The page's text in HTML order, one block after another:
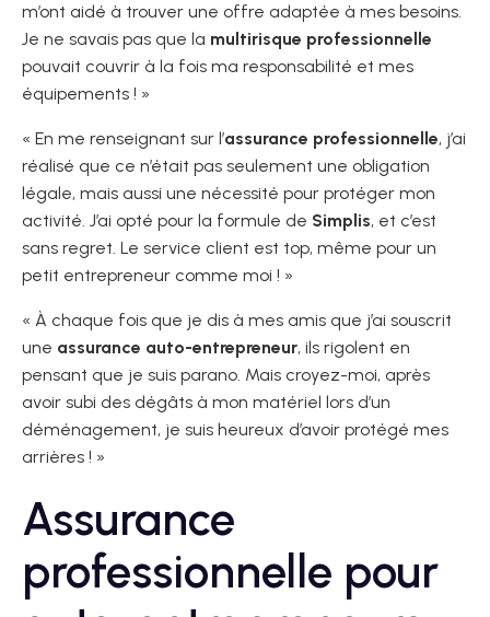
m’ont aidé à trouver une offre adaptée à mes besoins.
Je ne savais pas que la multirisque professionnelle
pouvait couvrir à la fois ma responsabilité et mes
équipements ! »
« En me renseignant sur l’assurance professionnelle, j’ai
réalisé que ce n’était pas seulement une obligation
légale, mais aussi une nécessité pour protéger mon
activité. J’ai opté pour la formule de Simplis, et c’est
sans regret. Le service client est top, même pour un
petit entrepreneur comme moi ! »
« À chaque fois que je dis à mes amis que j’ai souscrit
une assurance auto-entrepreneur, ils rigolent en
pensant que je suis parano. Mais croyez-moi, après
avoir subi des dégâts à mon matériel lors d’un
déménagement, je suis heureux d’avoir protégé mes
arrières ! »
Assurance
professionnelle pour